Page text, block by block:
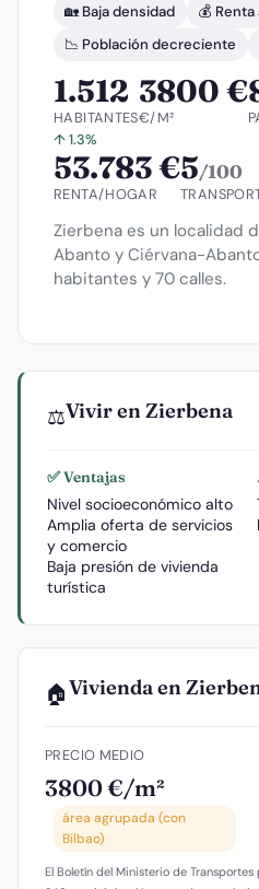
🏡 Baja densidad
💰
📉 Población decreciente
1.512
HABITANTES
↑ 1.3%
3800 €
€/M²
53.783 €
RENTA/HOGAR
5/100
Zierbena es un localidad
Abanto y Ciérvana-
habitantes y 70 calles.
⚖️Vivir en Zierbena
✅ Ventajas
Nivel socioeconómico alto
Amplia oferta de servicios
y comercio
Baja presión de vivienda
turística
🏠Vivienda en
PRECIO MEDIO
3800 €/m²
área agrupada (con
Bilbao)
El Boletín del Ministerio de